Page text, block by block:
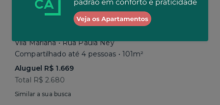
Vila Mariana • Rua Paula Ney
Compartilhado até 4 pessoas • 101m²
Aluguel R$ 1.669
Total R$ 2.680
Similar a sua busca